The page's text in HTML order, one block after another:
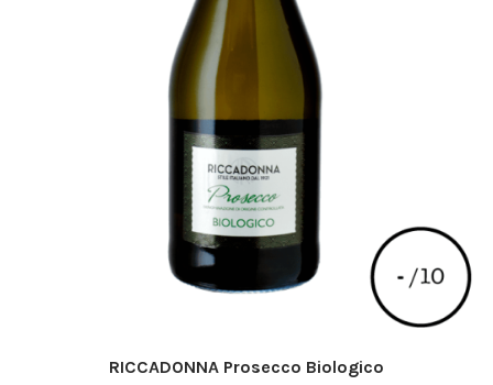
RICCADONNA Prosecco Biologico